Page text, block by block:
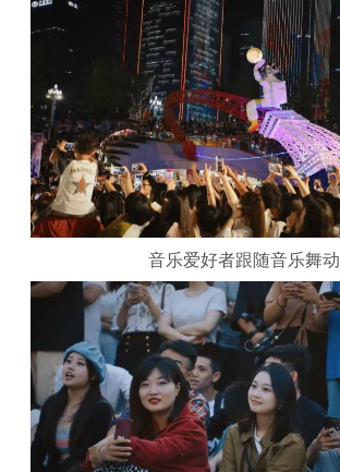
音乐爱好者跟随音乐舞动